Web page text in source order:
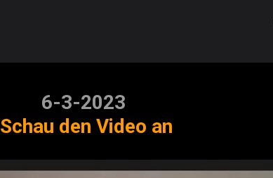
6-3-2023
Schau den Video an